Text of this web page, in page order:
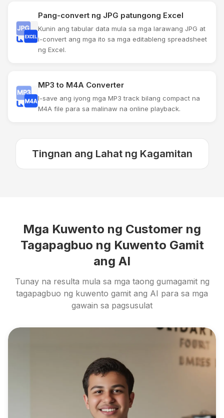
Pang-convert ng JPG patungong Excel
Kunin ang tabular data mula sa mga larawang JPG at
i-convert ang mga ito sa mga editableng spreadsheet
ng Excel.
MP3 to M4A Converter
I-save ang iyong mga MP3 track bilang compact na
M4A file para sa malinaw na online playback.
Tingnan ang Lahat ng Kagamitan
Mga Kuwento ng Customer ng
Tagapagbuo ng Kuwento Gamit
ang AI
Tunay na resulta mula sa mga taong gumagamit ng
tagapagbuo ng kuwento gamit ang AI para sa mga
gawain sa pagsusulat